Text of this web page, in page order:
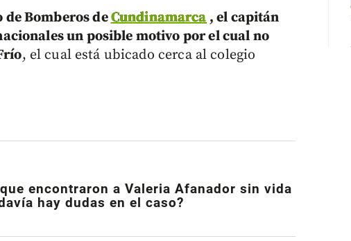
Bomberos deCundinamarca , el capitán
un posible motivo por el cual no
, el cual está ubicado cerca al colegio
encontraron a Valeria Afanador sin vida
hay dudas en el caso?